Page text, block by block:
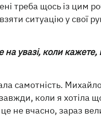
треба щось із цим
ситуацію у свої
на увазі, коли
самотність.
коли я хотіла
це не вчасно, зараз